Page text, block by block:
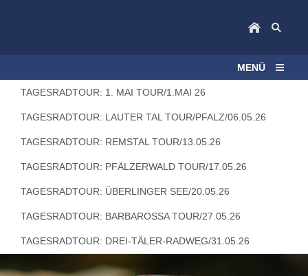
MENÜ
TAGESRADTOUR: 1. MAI TOUR/1.MAI 26
TAGESRADTOUR: LAUTER TAL TOUR/PFALZ/06.05.26
TAGESRADTOUR: REMSTAL TOUR/13.05.26
TAGESRADTOUR: PFÄLZERWALD TOUR/17.05.26
TAGESRADTOUR: ÜBERLINGER SEE/20.05.26
TAGESRADTOUR: BARBAROSSA TOUR/27.05.26
TAGESRADTOUR: DREI-TÄLER-RADWEG/31.05.26